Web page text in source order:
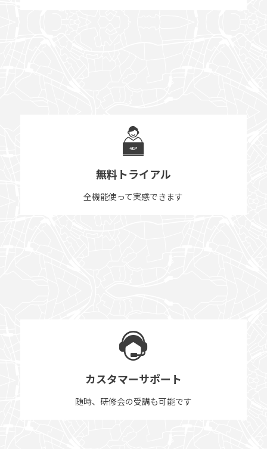
無料トライアル
全機能使って実感できます
カスタマーサポート
随時、研修会の受講も可能です